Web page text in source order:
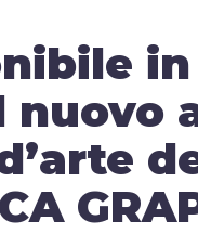
in
nuovo